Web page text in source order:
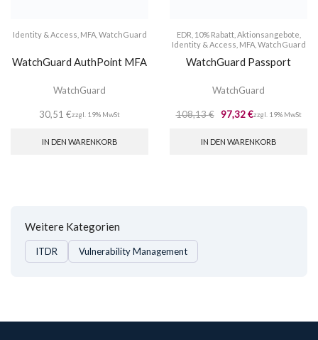
Identity & Access MFA, WatchGuard
WatchGuard AuthPoint MFA
WatchGuard
30,51 €zzgl. 19% MwSt
IN DEN WARENKORB
EDR 10% Rabatt, Aktionsangebote
Identity & Access MFA, WatchGuard
WatchGuard Passport
WatchGuard
108,13€ 97,32€zzgl. 19% MwSt
IN DEN WARENKORB
Weitere Kategorien
ITDR Vulnerability Management